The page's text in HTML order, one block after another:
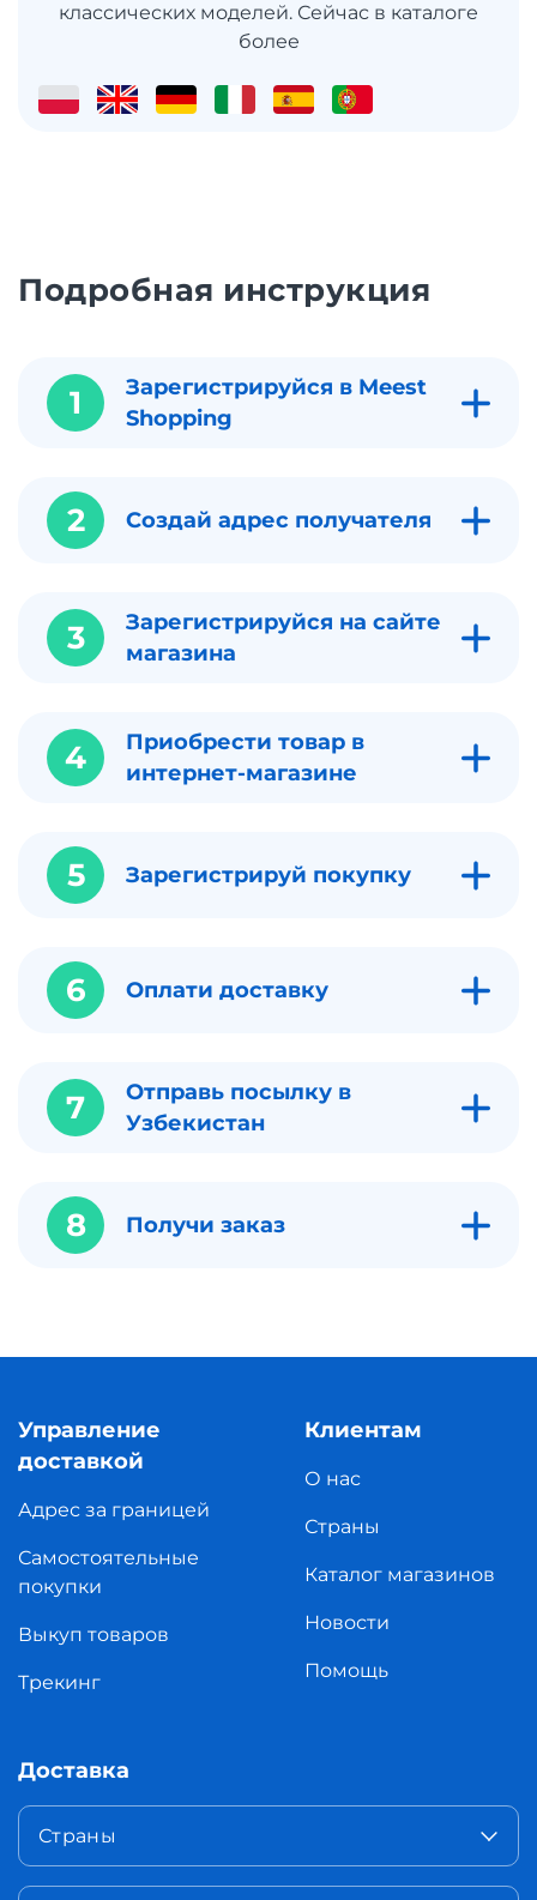
классических моделей. Сейчас в каталоге
более
Подробная инструкция
1
Зарегистрируйся в Meest
Shopping
2 Создай адрес получателя
3
Зарегистрируйся на сайте
магазина
4
Приобрести товар в
интернет-магазине
5 Зарегистрируй покупку
6 Оплати доставку
7
Отправь посылку в
Узбекистан
8 Получи заказ
Управление
доставкой
Адрес за границей
Самостоятельные
покупки
Выкуп товаров
Трекинг
Клиентам
О нас
Страны
Каталог магазинов
Новости
Помощь
Доставка
Страны